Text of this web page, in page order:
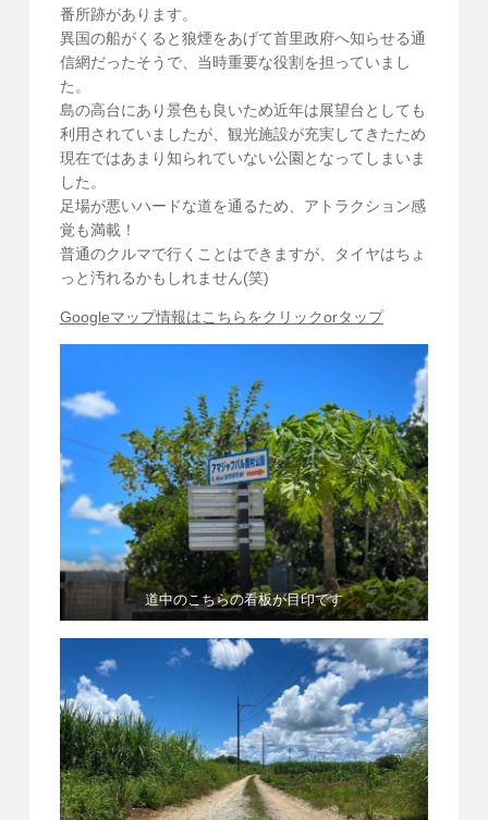
番所跡があります。
異国の船がくると狼煙をあげて首里政府へ知らせる通
信網だったそうで、当時重要な役割を担っていまし
た。
島の高台にあり景色も良いため近年は展望台としても
利用されていましたが、観光施設が充実してきたため
現在ではあまり知られていない公園となってしまいま
した。
足場が悪いハードな道を通るため、アトラクション感
覚も満載！
普通のクルマで行くことはできますが、タイヤはちょ
っと汚れるかもしれません(笑)
Googleマップ情報はこちらをクリックorタップ
道中のこちらの看板が目印です